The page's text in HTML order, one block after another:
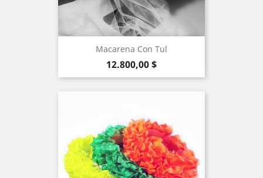
Macarena Con Tul
Precio
12.800,00 $